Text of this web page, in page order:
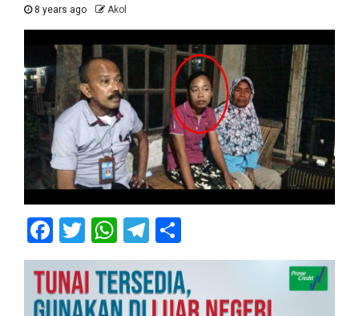
8 years ago Akol
Facebook
Twitter
WhatsApp
Telegram